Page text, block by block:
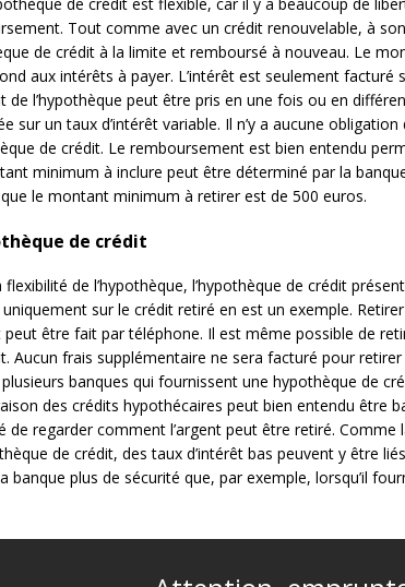
Tout comme avec un crédit renouvelable, à
de crédit à la limite et remboursé à nouveau. Le
aux intérêts à payer. L’intérêt est seulement facturé
de l’hypothèque peut être pris en une fois ou en
sur un taux d’intérêt variable. Il n’y a aucune
de crédit. Le remboursement est bien entendu
minimum à inclure peut être déterminé par la
le montant minimum à retirer est de 500 euros.
de crédit
flexibilité de l’hypothèque, l’hypothèque de crédit
sur le crédit retiré en est un exemple.
être fait par téléphone. Il est même possible de
Aucun frais supplémentaire ne sera facturé pour retirer
banques qui fournissent une hypothèque de
des crédits hypothécaires peut bien entendu être
de regarder comment l’argent peut être retiré.
de crédit, des taux d’intérêt bas peuvent y être
banque plus de sécurité que, par exemple, lorsqu’il